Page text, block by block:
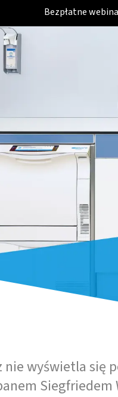
Bezpłatne
wyświetla się